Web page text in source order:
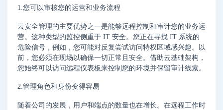
1.您可以审核您的运营和业务流程
云安全管理的主要优势之一是能够远程控制和审计您的业务运
营。这种类型的监控侧重于 IT 安全。您正在寻找 IT 系统的
危险信号，例如，您可能对反复尝试访问特权区域感兴趣。以
前，您必须在现场以确保一切正常且安全。借助云基础架构，
您始终可以访问远程仪表板来控制您的环境并保留审计线索。
2.管理角色和身份变得容易
随着公司的发展，用户和端点的数量也在增长。在远程工作时